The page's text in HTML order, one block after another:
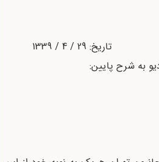
به شرح پایین: